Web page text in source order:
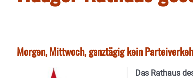
Morgen, Mittwoch, ganztägig kein
Das Rathaus